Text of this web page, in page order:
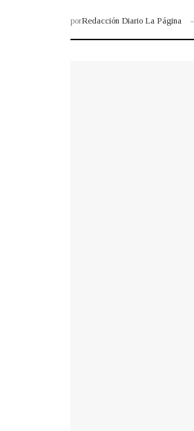
porRedacción Diario La Página